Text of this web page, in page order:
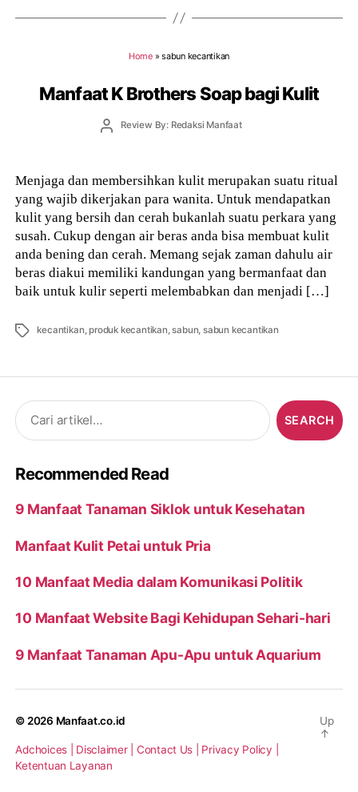
Home»sabun kecantikan
Manfaat K Brothers Soap bagi Kulit
PostReview By: Redaksi Manfaat
Menjaga dan membersihkan kulit merupakan suatu ritual
yang wajib dikerjakan para wanita. Untuk mendapatkan
kulit yang bersih dan cerah bukanlah suatu perkara yang
susah. Cukup dengan air beras anda bisa membuat kulit
anda bening dan cerah. Memang sejak zaman dahulu air
beras diakui memiliki kandungan yang bermanfaat dan
baik untuk kulir seperti melembabkan dan menjadi […]
Tags kecantikan,produk kecantikan,sabun,sabun kecantikan
Search
for:
Recommended Read
9 Manfaat Tanaman Siklok untuk Kesehatan
Manfaat Kulit Petai untuk Pria
10 Manfaat Media dalam Komunikasi Politik
10 Manfaat Website Bagi Kehidupan Sehari-hari
9 Manfaat Tanaman Apu-Apu untuk Aquarium
© 2026 Manfaat.co.id
Adchoices | Disclaimer | Contact Us | Privacy Policy |
Ketentuan Layanan
Up
↑